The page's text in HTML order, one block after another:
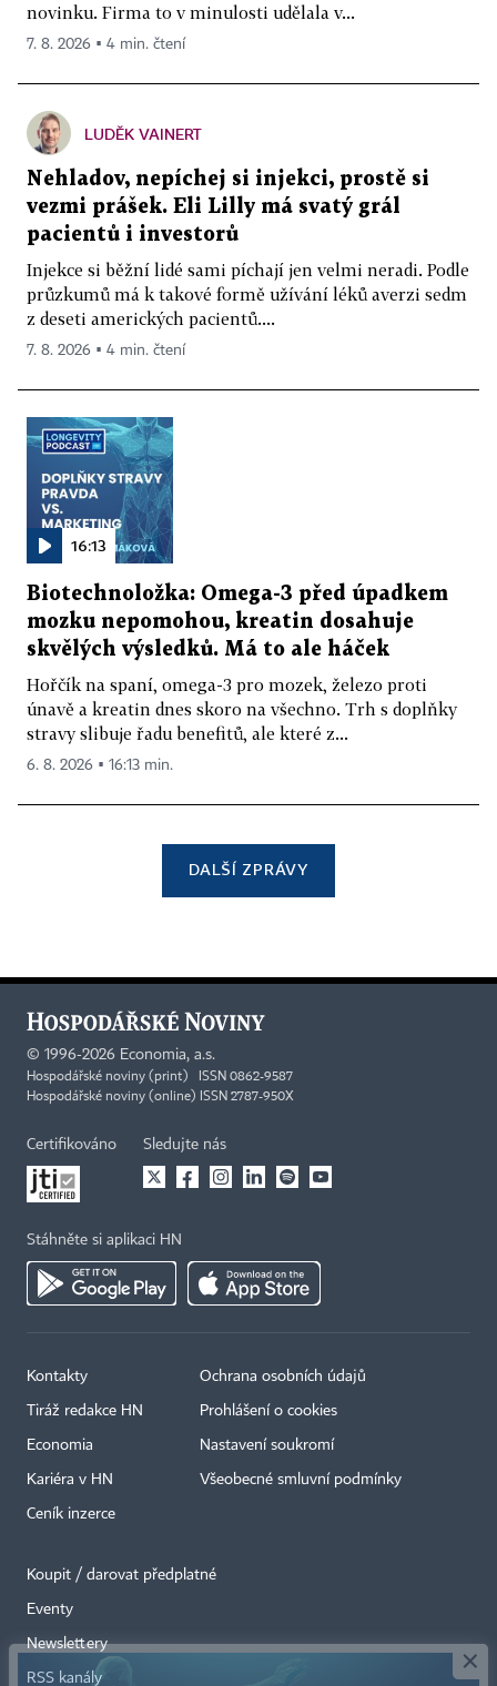
novinku. Firma to v minulosti udělala v...
7. 8. 2026 ▪ 4 min. čtení
LUDĚK VAINERT
Nehladov, nepíchej si injekci, prostě si
vezmi prášek. Eli Lilly má svatý grál
pacientů i investorů
Injekce si běžní lidé sami píchají jen velmi neradi. Podle
průzkumů má k takové formě užívání léků averzi sedm
z deseti amerických pacientů....
7. 8. 2026 ▪ 4 min. čtení
16:13
Biotechnoložka: Omega-3 před úpadkem
mozku nepomohou, kreatin dosahuje
skvělých výsledků. Má to ale háček
Hořčík na spaní, omega-3 pro mozek, železo proti
únavě a kreatin dnes skoro na všechno. Trh s doplňky
stravy slibuje řadu benefitů, ale které z...
6. 8. 2026 ▪ 16:13 min.
DALŠÍ ZPRÁVY
© 1996-2026 Economia, a.s.
Hospodářské noviny (print) ISSN 0862-9587
Hospodářské noviny (online) ISSN 2787-950X
Certifikováno Sledujte nás
Stáhněte si aplikaci HN
Kontakty
Tiráž redakce HN
Economia
Kariéra v HN
Ceník inzerce
Ochrana osobních údajů
Prohlášení o cookies
Nastavení soukromí
Všeobecné smluvní podmínky
Koupit / darovat předplatné
Eventy
Newslettery
RSS kanály